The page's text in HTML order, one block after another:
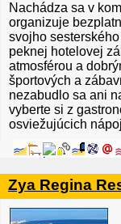
Nachádza sa v
organizuje
svojho
peknej hotelovej
atmosférou a
športových a
nezabudlo sa ani
vyberte si z
osviežujúcich
Zya Regina